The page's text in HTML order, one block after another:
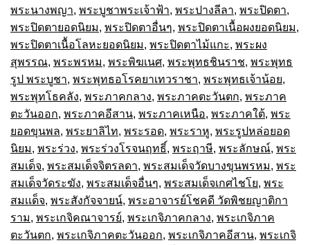
พระนางพญา, พระบูชาพระเจ้าฟ้า, พระปางลีลา, พระปิดตา,
พระปิดตายอดนิยม, พระปิดตาอื่นๆ, พระปิดตาเนื้อผงยอดนิยม,
พระปิดตาเนื้อโลหะยอดนิยม, พระปิดตาไม้แกะ, พระผง
สุพรรณ, พระพรหม, พระพิฆเนศ, พระพุทธชินราช, พระพุทธ
รูป พระบูชา, พระพุทธอโรคยาเทวราชา, พระพุทธเจ้าน้อย,
พระพุทโธคลัง, พระภาคกลาง, พระภาคตะวันตก, พระภาค
ตะวันออก, พระภาคอีสาน, พระภาคเหนือ, พระภาคใต้, พระ
ยอดขุนพล, พระยาลิไท, พระรอด, พระราหู, พระรูปหล่อยอด
นิยม, พระร่วง, พระร่วงโรจนฤทธิ์, พระฤาษี, พระลักษณ์, พระ
สมเด็จ, พระสมเด็จจิตรลดา, พระสมเด็จวัดบางขุนพรหม, พระ
สมเด็จวัดระฆัง, พระสมเด็จอื่นๆ, พระสมเด็จเกศไชโย, พระ
สมเเด็จ, พระสังกัจจายน์, พระอาจารย์โชคดี วัดพิชยญาติกา
ราม, พระเกจิคณาจารย์, พระเกจิภาคกลาง, พระเกจิภาค
ตะวันตก, พระเกจิภาคตะวันออก, พระเกจิภาคอีสาน, พระเกจิ